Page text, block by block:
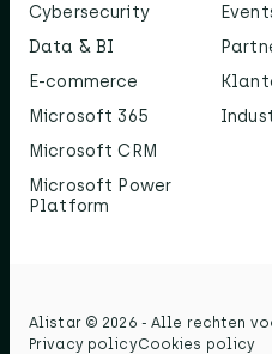
Cybersecurity
Data & BI
E-commerce
Microsoft 365
Microsoft CRM
Microsoft Power
Platform
Alistar © 2026 - Alle rechten
Privacy policyCookies policy